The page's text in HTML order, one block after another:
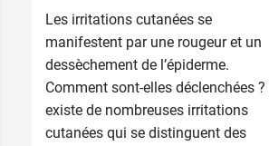
Les irritations cutanées se
manifestent par une rougeur et un
dessèchement de l’épiderme.
Comment sont-elles déclenchées ? Il
existe de nombreuses irritations
cutanées qui se distinguent des